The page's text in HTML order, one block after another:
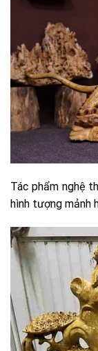
Tác phẩm nghệ
hình tượng mảnh